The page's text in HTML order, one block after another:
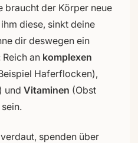
braucht der Körper neue
diese, sinkt deine
dir deswegen ein
an komplexen
Haferflocken),
und Vitaminen (Obst
spenden über